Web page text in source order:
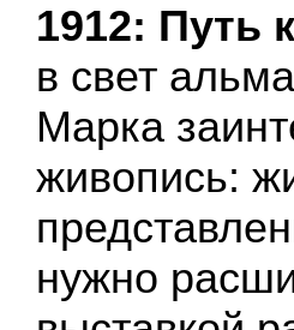
1912: Путь
в свет
Марка
живопись:
нужно